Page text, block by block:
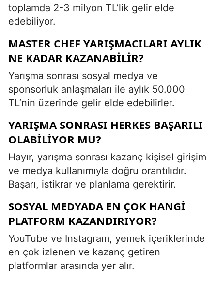
toplamda 2-3 milyon TL’lik gelir elde
edebiliyor.
MASTER CHEF YARIŞMACILARI AYLIK
NE KADAR KAZANABILIR?
Yarışma sonrası sosyal medya ve
sponsorluk anlaşmaları ile aylık 50.000
TL’nin üzerinde gelir elde edebilirler.
YARIŞMA SONRASI HERKES BAŞARILI
OLABILIYOR MU?
Hayır, yarışma sonrası kazanç kişisel girişim
ve medya kullanımıyla doğru orantılıdır.
Başarı, istikrar ve planlama gerektirir.
SOSYAL MEDYADA EN ÇOK HANGI
PLATFORM KAZANDIRIYOR?
YouTube ve Instagram, yemek içeriklerinde
en çok izlenen ve kazanç getiren
platformlar arasında yer alır.